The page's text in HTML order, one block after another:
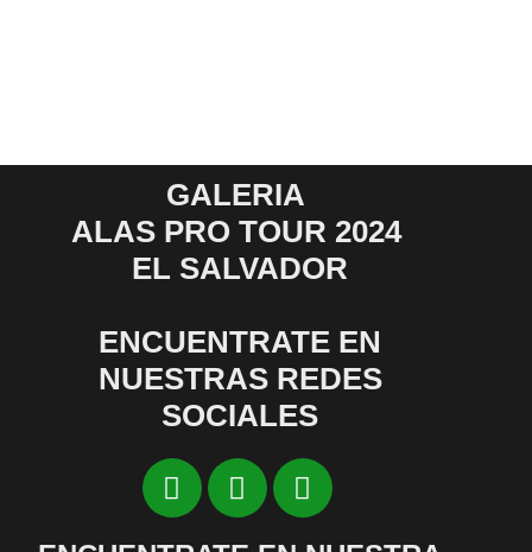
GALERIA
ALAS PRO TOUR 2024
EL SALVADOR
ENCUENTRATE EN
NUESTRAS REDES
SOCIALES
Facebook
X-
twitter-
Instagram